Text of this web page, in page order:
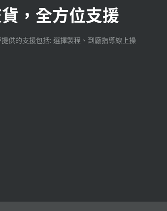
，全方位支援
提供的支援包括: 選擇製程、到廠指導線上操